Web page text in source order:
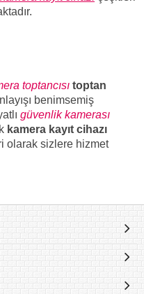
toptancısı toptan
benimsemiş
güvenlik kamerası
kamera kayıt cihazı
olarak sizlere hizmet